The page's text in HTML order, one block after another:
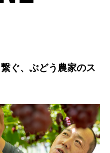
ぐ、ぶどう農家のス